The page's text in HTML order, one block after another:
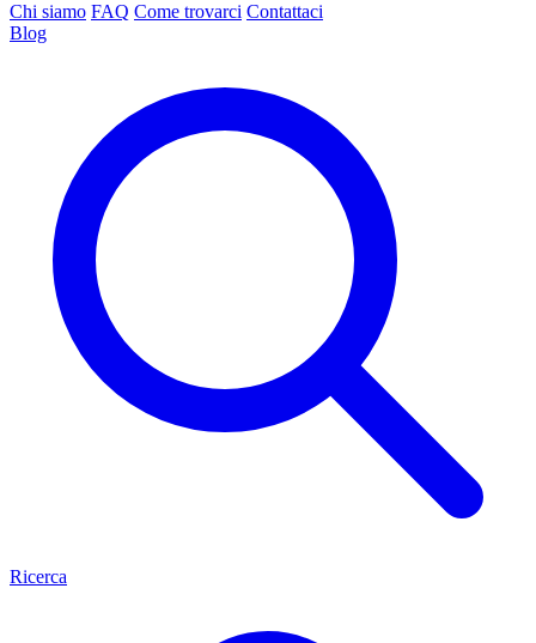
Chi siamo FAQ Come trovarci Contattaci
Blog
Ricerca